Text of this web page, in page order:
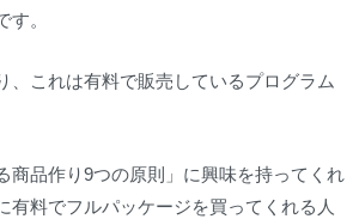
。
、これは有料で販売しているプログラム
商品作り9つの原則」に興味を持ってくれ
有料でフルパッケージを買ってくれる人